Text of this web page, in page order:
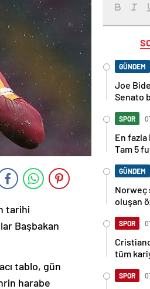
tarihi
Başbakan
tablo, gün
harabe
GÜNDEM
Joe
Senato
SPOR
En fazla
Tam 5
GÜNDEM
Norweç
oluşan
SPOR
tüm
SPOR